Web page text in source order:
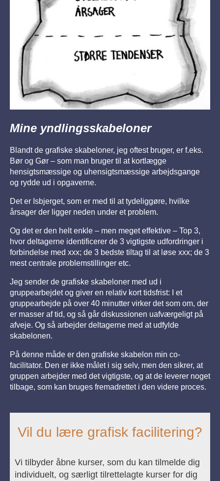
Mine yndlingsskabeloner
Blandt de grafiske skabeloner, jeg oftest bruger, er f.eks.
Bør og Gør – som man bruger til at kortlægge
hensigtsmæssige og uhensigtsmæssige arbejdsgange
og rydde ud i opgaverne.
Det er Isbjerget, som er med til at tydeliggøre, hvilke
årsager der ligger neden under et problem.
Og det er den helt enkle – men meget effektive – Top 3,
hvor deltagerne identificerer de 3 vigtigste udfordringer i
forbindelse med xxx; de 3 bedste tiltag til at løse xxx; de 3
mest centrale problemstillinger etc.
Jeg sender de grafiske skabeloner med ud i
gruppearbejdet og giver en relativ kort tidsfrist: I et
gruppearbejde på over 40 minutter virker det som om, der
er masser af tid, og så går diskussionen uafværgeligt på
afveje. Og så arbejder deltagerne med at udfylde
skabelonen.
På denne måde er den grafiske skabelon min co-
facilitator. Den er ikke målet i sig selv, men den sikrer, at
gruppen arbejder med det vigtigste, og at de leverer noget
tilbage, som kan bruges fremadrettet i den videre proces.
Vil du lære grafisk facilitering?
Vi tilbyder åbne kurser, som du kan tilmelde dig
individuelt, og særligt tilrettelagte kurser for dig